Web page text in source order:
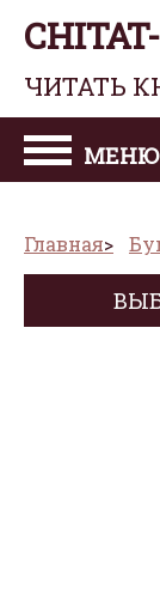
ЧИТАТЬ
МЕНЮ
Главная